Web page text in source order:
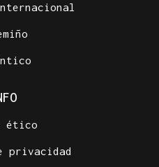
ético
privacidad